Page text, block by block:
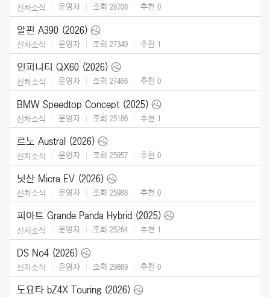
신차소식 운영자 조회 28706 추천 0
알핀 A390 (2026)
신차소식 운영자 조회 27349 추천 1
인피니티 QX60 (2026)
신차소식 운영자 조회 27466 추천 0
BMW Speedtop Concept (2025)
신차소식 운영자 조회 25186 추천 1
르노 Austral (2026)
신차소식 운영자 조회 25957 추천 0
닛산 Micra EV (2026)
신차소식 운영자 조회 25988 추천 0
피아트 Grande Panda Hybrid (2025)
신차소식 운영자 조회 25264 추천 1
DS No4 (2026)
신차소식 운영자 조회 29869 추천 0
도요타 bZ4X Touring (2026)